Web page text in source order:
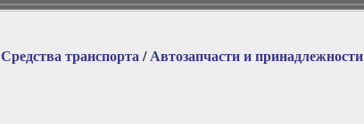
Средства транспорта / Автозапчасти и принадлежности